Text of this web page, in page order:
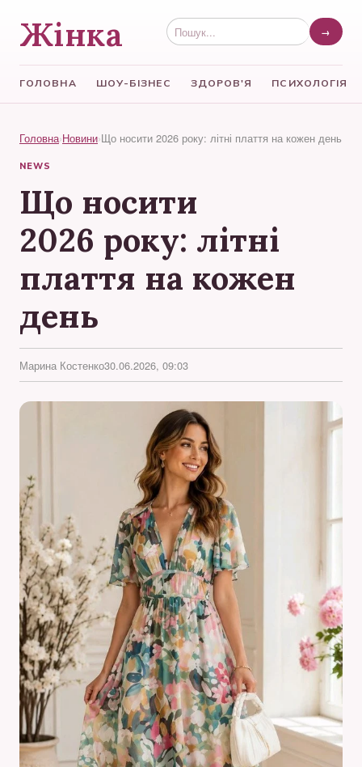
Жінка →
ГОЛОВНА ШОУ-БІЗНЕС ЗДОРОВ'Я ПСИХОЛОГІЯ
Головна›Новини›Що носити 2026 року: літні плаття на кожен день
NEWS
Що носити
2026 року: літні
плаття на кожен
день
Марина Костенко30.06.2026, 09:03